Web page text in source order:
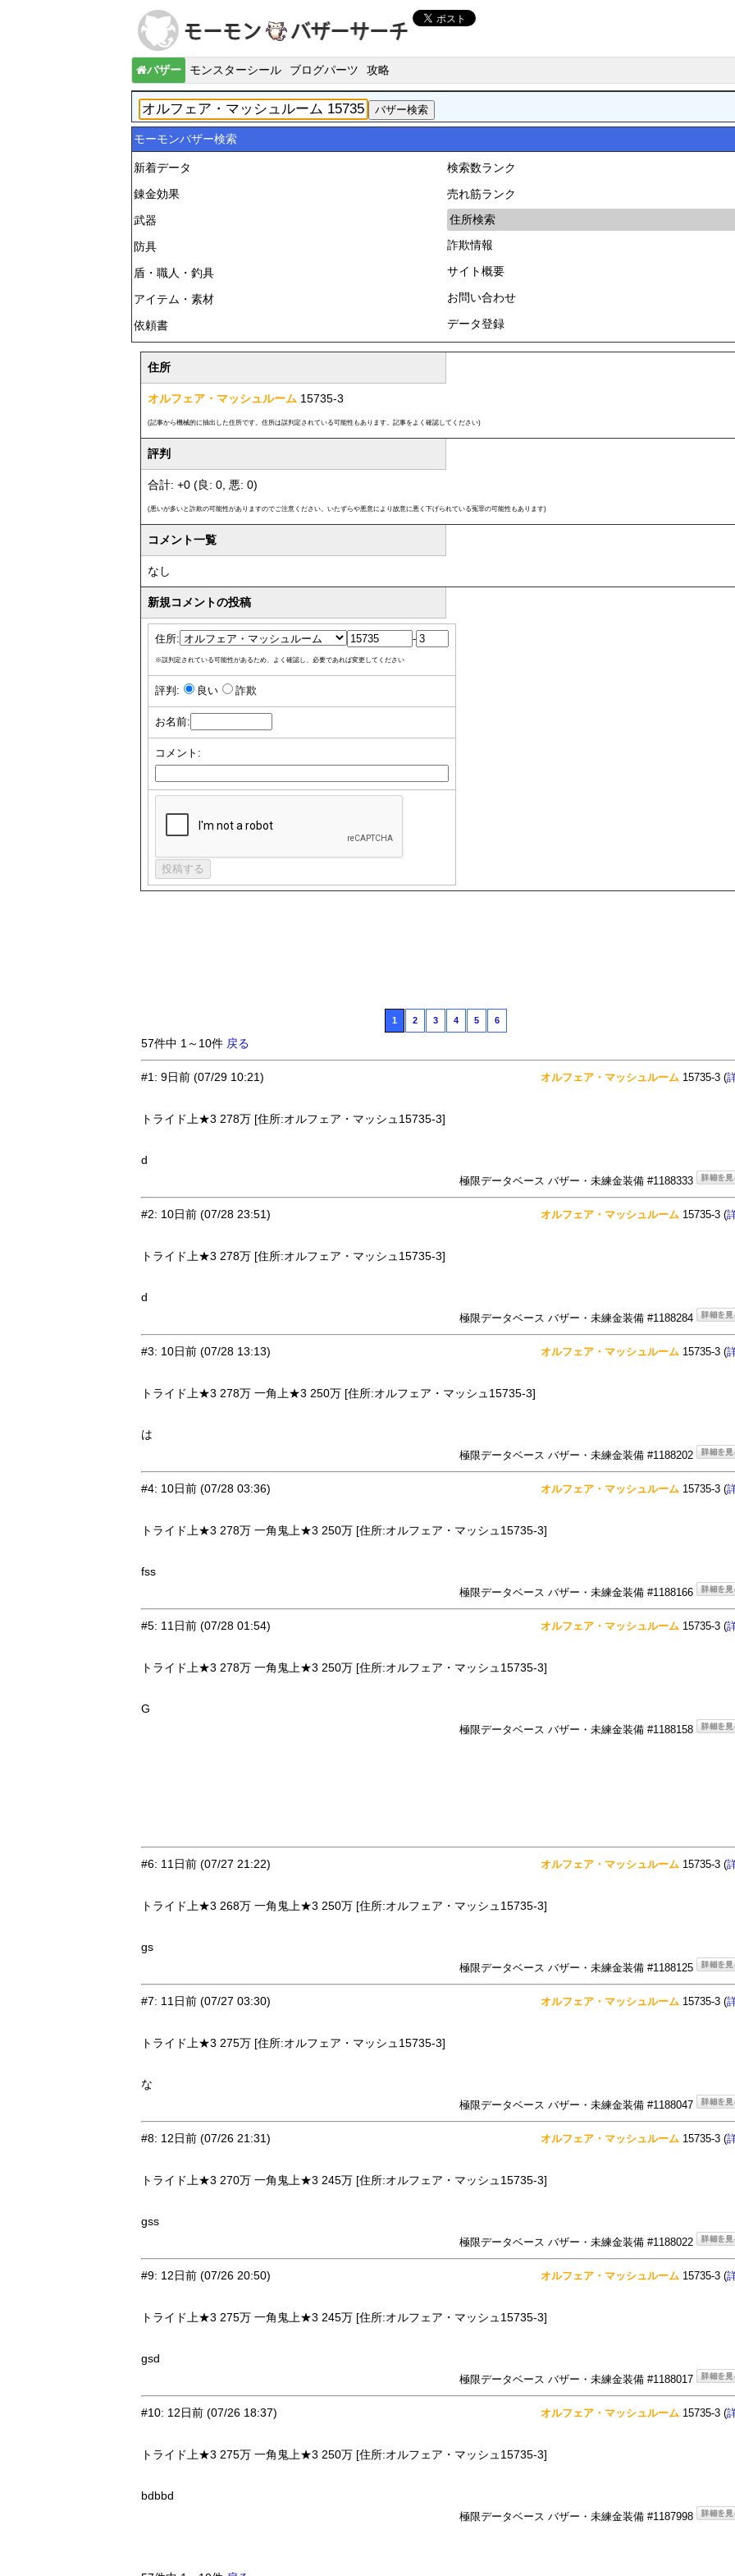
バザー モンスターシール ブログパーツ 攻略
モーモンバザー検索
新着データ
錬金効果
武器
防具
盾・職人・釣具
アイテム・素材
依頼書
検索数ランク
売れ筋ランク
住所検索
詐欺情報
サイト概要
お問い合わせ
データ登録
住所
オルフェア・マッシュルーム 15735-3
(記事から機械的に抽出した住所です。住所は誤判定されている可能性もあります。記事をよく確認してください)
評判
合計: +0 (良: 0, 悪: 0)
(悪いが多いと詐欺の可能性がありますのでご注意ください。いたずらや悪意により故意に悪く下げられている冤罪の可能性もあります)
コメント一覧
なし
新規コメントの投稿
住所: -
※誤判定されている可能性があるため、よく確認し、必要であれば変更してください
評判: 良い 詐欺
お名前:
コメント:
1 2 3 4 5 6
57件中 1～10件 戻る
#1: 9日前 (07/29 10:21) オルフェア・マッシュルーム 15735-3 (
トライド上★3 278万 [住所:オルフェア・マッシュ15735-3]
d
極限データベース バザー・未練金装備 #1188333
#2: 10日前 (07/28 23:51) オルフェア・マッシュルーム 15735-3 (
トライド上★3 278万 [住所:オルフェア・マッシュ15735-3]
d
極限データベース バザー・未練金装備 #1188284
#3: 10日前 (07/28 13:13) オルフェア・マッシュルーム 15735-3 (
トライド上★3 278万 一角上★3 250万 [住所:オルフェア・マッシュ15735-3]
は
極限データベース バザー・未練金装備 #1188202
#4: 10日前 (07/28 03:36) オルフェア・マッシュルーム 15735-3 (
トライド上★3 278万 一角鬼上★3 250万 [住所:オルフェア・マッシュ15735-3]
fss
極限データベース バザー・未練金装備 #1188166
#5: 11日前 (07/28 01:54) オルフェア・マッシュルーム 15735-3 (
トライド上★3 278万 一角鬼上★3 250万 [住所:オルフェア・マッシュ15735-3]
G
極限データベース バザー・未練金装備 #1188158
#6: 11日前 (07/27 21:22) オルフェア・マッシュルーム 15735-3 (
トライド上★3 268万 一角鬼上★3 250万 [住所:オルフェア・マッシュ15735-3]
gs
極限データベース バザー・未練金装備 #1188125
#7: 11日前 (07/27 03:30) オルフェア・マッシュルーム 15735-3 (
トライド上★3 275万 [住所:オルフェア・マッシュ15735-3]
な
極限データベース バザー・未練金装備 #1188047
#8: 12日前 (07/26 21:31) オルフェア・マッシュルーム 15735-3 (
トライド上★3 270万 一角鬼上★3 245万 [住所:オルフェア・マッシュ15735-3]
gss
極限データベース バザー・未練金装備 #1188022
#9: 12日前 (07/26 20:50) オルフェア・マッシュルーム 15735-3 (
トライド上★3 275万 一角鬼上★3 245万 [住所:オルフェア・マッシュ15735-3]
gsd
極限データベース バザー・未練金装備 #1188017
#10: 12日前 (07/26 18:37) オルフェア・マッシュルーム 15735-3 (
トライド上★3 275万 一角鬼上★3 250万 [住所:オルフェア・マッシュ15735-3]
bdbbd
極限データベース バザー・未練金装備 #1187998